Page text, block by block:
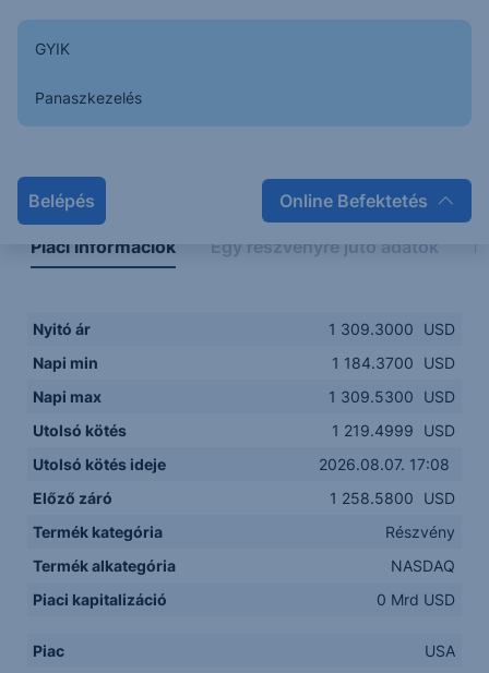
GYIK
Panaszkezelés
Belépés Online Befektetés
Napon belüli Historikus
Piaci információk Egy részvényre jutó adatok
Nyitó ár 1 309.3000
USD
Napi min
1 184.3700
USD
Napi max
1 309.5300
USD
Utolsó kötés
1 219.4999
USD
Utolsó kötés ideje
2026.08.07. 17:08
Előző záró
1 258.5800
USD
Termék kategória
Részvény
Termék alkategória
NASDAQ
Piaci kapitalizáció
0 Mrd USD
Piac
USA